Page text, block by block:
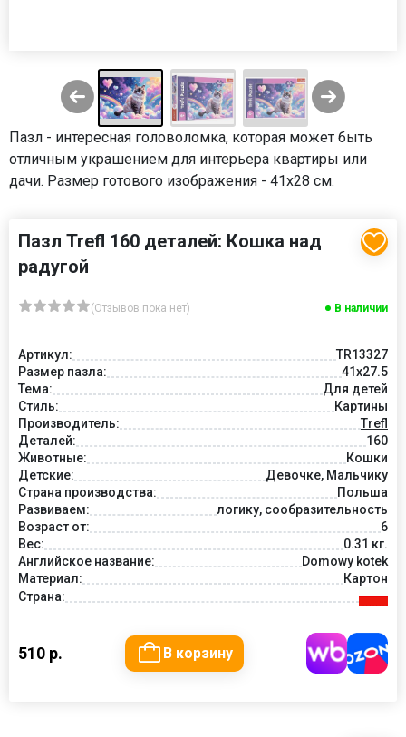
Пазл - интересная головоломка, которая может быть
отличным украшением для интерьера квартиры или
дачи. Размер готового изображения - 41х28 см.
Пазл Trefl 160 деталей: Кошка над
радугой
(Отзывов пока нет) В наличии
Артикул:
TR13327
Размер пазла:
41x27.5
Тема:
Для детей
Стиль:
Картины
Производитель:
Trefl
Деталей:
160
Животные:
Кошки
Детские:
Девочке, Мальчику
Страна производства:
Польша
Развиваем:
логику, сообразительность
Возраст от:
6
Вес:
0.31 кг.
Английское название:
Domowy kotek
Материал:
Картон
Страна:
510 р. В корзину